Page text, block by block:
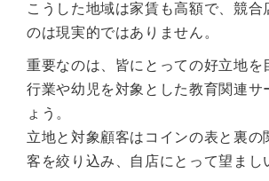
こうした地域は家賃も高額で、競
のは現実的ではありません。
重要なのは、皆にとっての好立地
行業や幼児を対象とした教育関連
ょう。
立地と対象顧客はコインの表と裏
客を絞り込み、自店にとって望まし